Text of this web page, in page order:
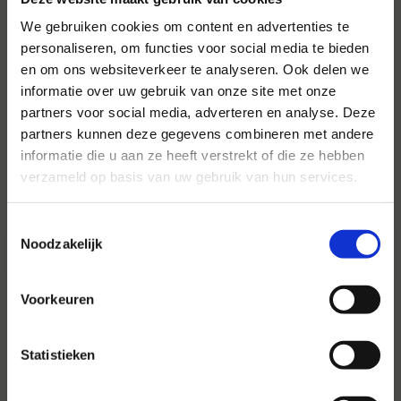
We gebruiken cookies om content en advertenties te
personaliseren, om functies voor social media te bieden
en om ons websiteverkeer te analyseren. Ook delen we
informatie over uw gebruik van onze site met onze
partners voor social media, adverteren en analyse. Deze
partners kunnen deze gegevens combineren met andere
informatie die u aan ze heeft verstrekt of die ze hebben
verzameld op basis van uw gebruik van hun services.
Noodzakelijk
Voorkeuren
Statistieken
Voor al uw evenementen en
partijen
Hansen Evenementen is uw partner voor
evenementen van groot tot klein.
Lees verder